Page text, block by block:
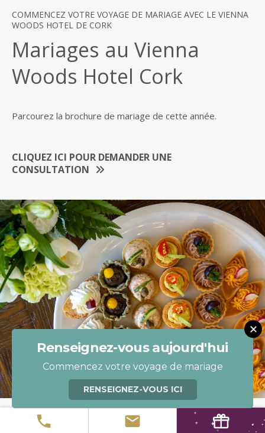
COMMENCEZ VOTRE VOYAGE DE MARIAGE AVEC LE VIENNA
WOODS HOTEL DE CORK
Mariages au Vienna
Woods Hotel Cork
Parcourez la brochure de mariage de cette année.
CLIQUEZ ICI POUR DEMANDER UNE
CONSULTATION
VOUS RECHERCHEZ UN FOURNISSEUR DE GÂTEAUX ?
Renseignez-vous aujourd'hui
Commencez votre voyage de mariage
RENSEIGNEZ-VOUS ICI